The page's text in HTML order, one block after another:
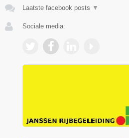
Laatste facebook posts ▼
Sociale media: